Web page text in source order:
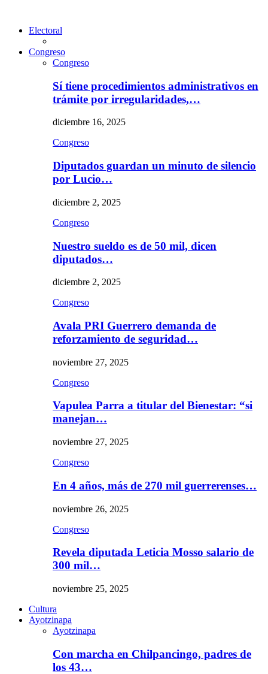
Electoral
Congreso
Congreso
Sí tiene procedimientos administrativos en
trámite por irregularidades,…
diciembre 16, 2025
Congreso
Diputados guardan un minuto de silencio
por Lucio…
diciembre 2, 2025
Congreso
Nuestro sueldo es de 50 mil, dicen
diputados…
diciembre 2, 2025
Congreso
Avala PRI Guerrero demanda de
reforzamiento de seguridad…
noviembre 27, 2025
Congreso
Vapulea Parra a titular del Bienestar: “si
manejan…
noviembre 27, 2025
Congreso
En 4 años, más de 270 mil guerrerenses…
noviembre 26, 2025
Congreso
Revela diputada Leticia Mosso salario de
300 mil…
noviembre 25, 2025
Cultura
Ayotzinapa
Ayotzinapa
Con marcha en Chilpancingo, padres de
los 43…